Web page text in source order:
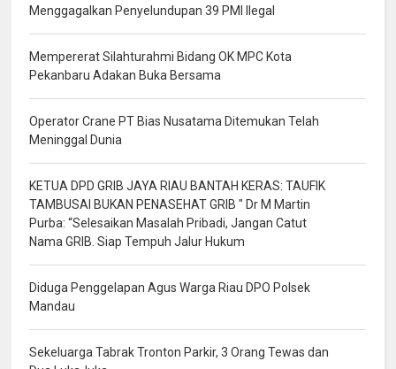
Menggagalkan Penyelundupan 39 PMI Ilegal
Mempererat Silahturahmi Bidang OK MPC Kota
Pekanbaru Adakan Buka Bersama
Operator Crane PT Bias Nusatama Ditemukan Telah
Meninggal Dunia
KETUA DPD GRIB JAYA RIAU BANTAH KERAS: TAUFIK
TAMBUSAI BUKAN PENASEHAT GRIB " Dr M Martin
Purba: “Selesaikan Masalah Pribadi, Jangan Catut
Nama GRIB. Siap Tempuh Jalur Hukum
Diduga Penggelapan Agus Warga Riau DPO Polsek
Mandau
Sekeluarga Tabrak Tronton Parkir, 3 Orang Tewas dan